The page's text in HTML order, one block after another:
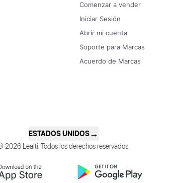
Comenzar a vender
Iniciar Sesión
Abrir mi cuenta
Soporte para Marcas
Acuerdo de Marcas
ESTADOS UNIDOS→
2026 Lealti. Todos los derechos reservados.